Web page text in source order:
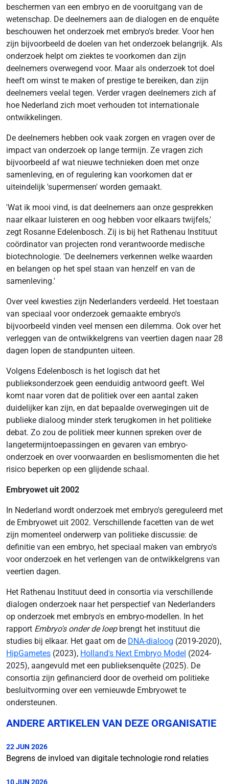
beschermen van een embryo en de vooruitgang van de
wetenschap. De deelnemers aan de dialogen en de enquête
beschouwen het onderzoek met embryo's breder. Voor hen
zijn bijvoorbeeld de doelen van het onderzoek belangrijk. Als
onderzoek helpt om ziektes te voorkomen dan zijn
deelnemers overwegend voor. Maar als onderzoek tot doel
heeft om winst te maken of prestige te bereiken, dan zijn
deelnemers veelal tegen. Verder vragen deelnemers zich af
hoe Nederland zich moet verhouden tot internationale
ontwikkelingen.
De deelnemers hebben ook vaak zorgen en vragen over de
impact van onderzoek op lange termijn. Ze vragen zich
bijvoorbeeld af wat nieuwe technieken doen met onze
samenleving, en of regulering kan voorkomen dat er
uiteindelijk 'supermensen' worden gemaakt.
'Wat ik mooi vind, is dat deelnemers aan onze gesprekken
naar elkaar luisteren en oog hebben voor elkaars twijfels,'
zegt Rosanne Edelenbosch. Zij is bij het Rathenau Instituut
coördinator van projecten rond verantwoorde medische
biotechnologie. 'De deelnemers verkennen welke waarden
en belangen op het spel staan van henzelf en van de
samenleving.'
Over veel kwesties zijn Nederlanders verdeeld. Het toestaan
van speciaal voor onderzoek gemaakte embryo's
bijvoorbeeld vinden veel mensen een dilemma. Ook over het
verleggen van de ontwikkelgrens van veertien dagen naar 28
dagen lopen de standpunten uiteen.
Volgens Edelenbosch is het logisch dat het
publieksonderzoek geen eenduidig antwoord geeft. Wel
komt naar voren dat de politiek over een aantal zaken
duidelijker kan zijn, en dat bepaalde overwegingen uit de
publieke dialoog minder sterk terugkomen in het politieke
debat. Zo zou de politiek meer kunnen spreken over de
langetermijntoepassingen en gevaren van embryo-
onderzoek en over voorwaarden en beslismomenten die het
risico beperken op een glijdende schaal.
Embryowet uit 2002
In Nederland wordt onderzoek met embryo's gereguleerd met
de Embryowet uit 2002. Verschillende facetten van de wet
zijn momenteel onderwerp van politieke discussie: de
definitie van een embryo, het speciaal maken van embryo's
voor onderzoek en het verlengen van de ontwikkelgrens van
veertien dagen.
Het Rathenau Instituut deed in consortia via verschillende
dialogen onderzoek naar het perspectief van Nederlanders
op onderzoek met embryo's en embryo-modellen. In het
rapport Embryo's onder de loepbrengt het instituut die
studies bij elkaar. Het gaat om de DNA-dialoog (2019-2020),
HipGametes (2023), Holland's Next Embryo Model (2024-
2025), aangevuld met een publieksenquête (2025). De
consortia zijn gefinancierd door de overheid om politieke
besluitvorming over een vernieuwde Embryowet te
ondersteunen.
ANDERE ARTIKELEN VAN DEZE ORGANISATIE
22 JUN 2026
Begrens de invloed van digitale technologie rond relaties
10 JUN 2026